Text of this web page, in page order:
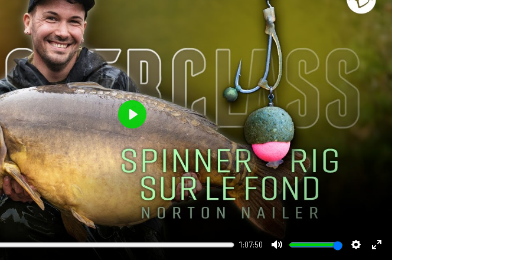
1:07:50
Mute Settings
Enter
Play